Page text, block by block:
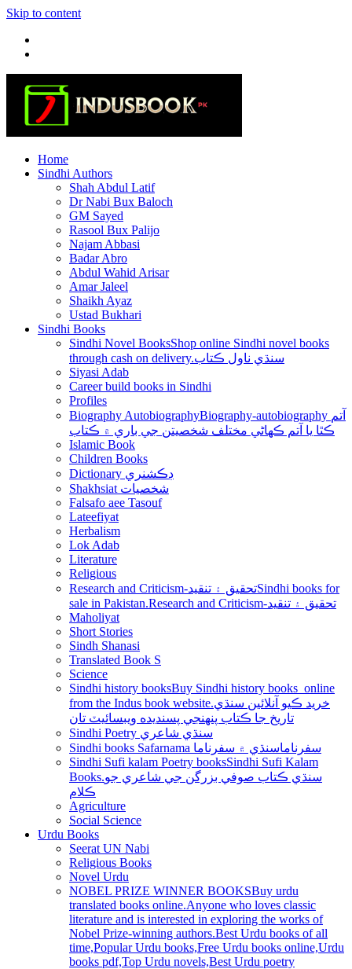
Skip to content
Home
Sindhi Authors
Shah Abdul Latif
Dr Nabi Bux Baloch
GM Sayed
Rasool Bux Palijo
Najam Abbasi
Badar Abro
Abdul Wahid Arisar
Amar Jaleel
Shaikh Ayaz
Ustad Bukhari
Sindhi Books
Sindhi Novel BooksShop online Sindhi novel books
through cash on delivery.سنڌي ناول ڪتاب
Siyasi Adab
Career build books in Sindhi
Profiles
Biography AutobiographyBiography-autobiography آتم
ڪٿا يا آتم ڪھاڻي مختلف شخصيتن جي باري ۾ ڪتاب
Islamic Book
Children Books
Dictionary ڊڪشنري
Shakhsiat شخصيات
Falsafo aee Tasouf
Lateefiyat
Herbalism
Lok Adab
Literature
Religious
Research and Criticism-تحقيق ۽ تنقيدSindhi books for
sale in Pakistan.Research and Criticism-تحقيق ۽ تنقيد
Maholiyat
Short Stories
Sindh Shanasi
Translated Book S
Science
Sindhi history booksBuy Sindhi history books online
from the Indus book website.خريد ڪيو آنلائين سنڌي
تاريخ جا ڪتاب پنھنجي پسنديده ويبسائيٽ تان
Sindhi Poetry سنڌي شاعري
Sindhi books Safarnama سفرناماسنڌي ۾ سفرناما
Sindhi Sufi kalam Poetry booksSindhi Sufi Kalam
Books.سنڌي ڪتاب صوفي بزرگن جي شاعري جو
ڪلام
Agriculture
Social Science
Urdu Books
Seerat UN Nabi
Religious Books
Novel Urdu
NOBEL PRIZE WINNER BOOKSBuy urdu
translated books online.Anyone who loves classic
literature and is interested in exploring the works of
Nobel Prize-winning authors.Best Urdu books of all
time,Popular Urdu books,Free Urdu books online,Urdu
books pdf,Top Urdu novels,Best Urdu poetry